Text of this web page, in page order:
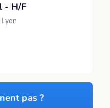
- H/F
Lyon
pas ?